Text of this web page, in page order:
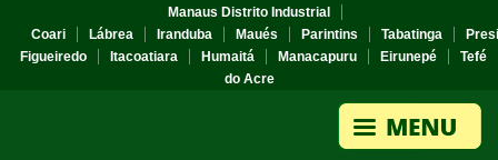
Manaus Distrito Industrial
Coari
Lábrea Iranduba Maués Parintins Tabatinga
Figueiredo
Itacoatiara Humaitá Manacapuru Eirunepé
Tefé
do Acre